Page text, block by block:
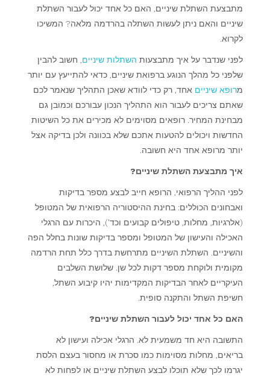
מתבצעת השתלת שיניים, האם כל אחד יכול לעבור השתלת
שיניים והאם ניתן לעשות השתלה בהרדמה מלאה? המשיכו
לקרוא.
לפני שנדבר על איך מתבצעות השתלות שיניים , חשוב להבין
שלפני כל מהלך הנוגע ברפואת שיניים, כדאי להתייעץ עם יותר
מרופא שיניים אחד, רק כדי לוודא שאכן התהליך שנאמר לכם
שאתם צריכים לעבור הוא התהליך הנכון עבורכם וכמובן גם
מבחינת המחיר. רופאים מסוימים לא מכירים את כל השיטות
החדשות ויכולים להטעות אתכם שלא בכוונה ולכן בדיקה אצל
יותר מרופא אחד היא חשובה.
איך מתבצעת השתלת שיניים?
לפני ההליך הרפואי, הרופא חייב לבצע מספר בדיקות
ואבחונים הכוללים: בחינת ההיסטוריה הרפואית של המטופל
(אלרגיות, מחלות, טיפולים קבועים וכד'), היכרות עם הרגלי
האכילה והעישון של המטופל ומספר בדיקות שונות בחלל הפה
והשיניים. השתלת השיניים מתרחשת בדרך כלל תחת הרדמה
מקומית ולוקחת מספר דקות לכל שן. שלושת השלבים
העיקריים לאחר הבדיקות המקדימות יהיו קיבוע השתל,
חשיפת השתל והתקנה סופית.
האם כל אחד יכול לעבור השתלת שיניים?
התשובה היא חד משמעית לא. הרגלי אכילה ועישון לא
בריאים, מחלות מסוימות כמו סכרת או מחסור בעצם הלסת
יגרמו לכך שלא תוכלו לבצע השתלת שיניים או לפחות לא